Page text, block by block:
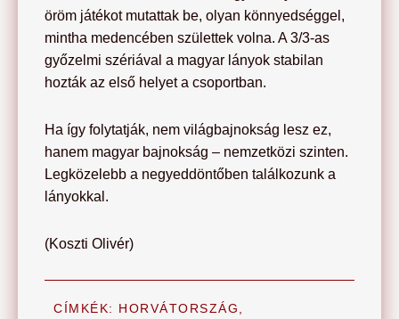
öröm játékot mutattak be, olyan könnyedséggel,
mintha medencében születtek volna. A 3/3-as
győzelmi szériával a magyar lányok stabilan
hozták az első helyet a csoportban.
Ha így folytatják, nem világbajnokság lesz ez,
hanem magyar bajnokság – nemzetközi szinten.
Legközelebb a negyeddöntőben találkozunk a
lányokkal.
(Koszti Olivér)
CÍMKÉK: HORVÁTORSZÁG